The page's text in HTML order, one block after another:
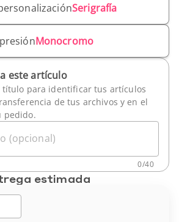
Serigrafía
Monocromo
este artículo
título para identificar tus artículos
de tus archivos y en el
pedido.
(opcional)
0/40
estimada